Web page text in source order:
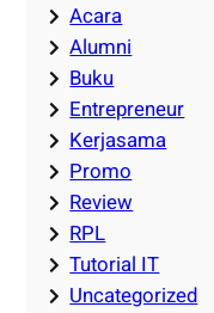
Acara
Alumni
Buku
Entrepreneur
Kerjasama
Promo
Review
RPL
Tutorial IT
Uncategorized